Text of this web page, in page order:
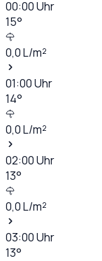
00:00Uhr
15°
0,0L/m²
01:00Uhr
14°
0,0L/m²
02:00Uhr
13°
0,0L/m²
03:00Uhr
13°